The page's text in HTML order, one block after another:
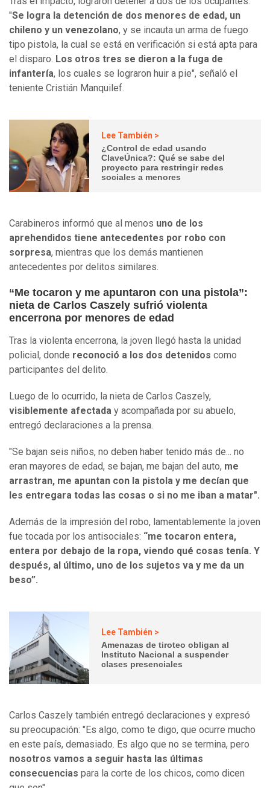
"Se logra la detención de dos menores de edad, un
chileno y un venezolano, y se incauta un arma de fuego
tipo pistola, la cual se está en verificación si está apta para
el disparo. Los otros tres se dieron a la fuga de
infantería, los cuales se lograron huir a pie", señaló el
teniente Cristián Manquilef.
Lee También >
¿Control de edad usando
ClaveÚnica?: Qué se sabe del
proyecto para restringir redes
sociales a menores
Carabineros informó que al menos uno de los
aprehendidos tiene antecedentes por robo con
sorpresa, mientras que los demás mantienen
antecedentes por delitos similares.
“Me tocaron y me apuntaron con una pistola”:
nieta de Carlos Caszely sufrió violenta
encerrona por menores de edad
Tras la violenta encerrona, la joven llegó hasta la unidad
policial, donde reconoció a los dos detenidos como
participantes del delito.
Luego de lo ocurrido, la nieta de Carlos Caszely,
visiblemente afectada y acompañada por su abuelo,
entregó declaraciones a la prensa.
"Se bajan seis niños, no deben haber tenido más de... no
eran mayores de edad, se bajan, me bajan del auto, me
arrastran, me apuntan con la pistola y me decían que
les entregara todas las cosas o si no me iban a matar".
Además de la impresión del robo, lamentablemente la joven
fue tocada por los antisociales: “me tocaron entera,
entera por debajo de la ropa, viendo qué cosas tenía. Y
después, al último, uno de los sujetos va y me da un
beso”.
Lee También >
Amenazas de tiroteo obligan al
Instituto Nacional a suspender
clases presenciales
Carlos Caszely también entregó declaraciones y expresó
su preocupación: "Es algo, como te digo, que ocurre mucho
en este país, demasiado. Es algo que no se termina, pero
nosotros vamos a seguir hasta las últimas
consecuencias para la corte de los chicos, como dicen